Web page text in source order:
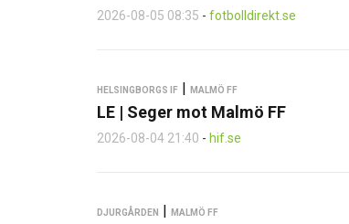
2026-08-05 08:35 - fotbolldirekt.se
HELSINGBORGS IF | MALMÖ FF
LE | Seger mot Malmö FF
2026-08-04 21:40 - hif.se
DJURGÅRDEN | MALMÖ FF